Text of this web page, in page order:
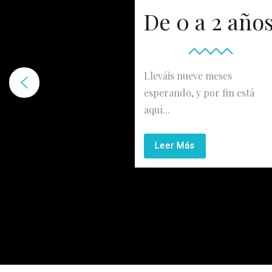
De 0 a 2
Lleváis nueve meses
esperando, y por fin está
aquí...
Leer Más